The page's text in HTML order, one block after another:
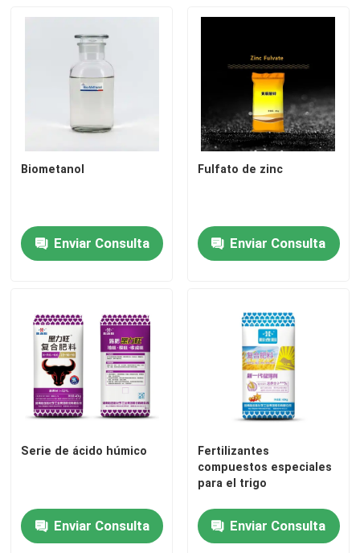
Fertilizante de nitrógeno y potasio
Nitrato de calcio y amonio (CAN)
Biometanol
Urea automotriz del grado
DMF
Biometanol
Enviar Consulta
Fulfato de zinc
Enviar Consulta
Serie de ácido húmico
Enviar Consulta
Fertilizantes
compuestos especiales
para el trigo
Enviar Consulta